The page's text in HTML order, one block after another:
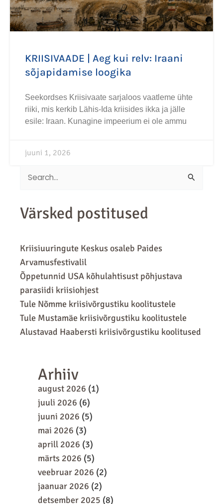
KRIISIVAADE | Aeg kui relv: Iraani
sõjapidamise loogika
Seekordses Kriisivaate sarjaloos vaatleme ühte
riiki, mis kerkib Lähis-Ida kriisides ikka ja jälle
esile: Iraan. Kunagine impeerium ei ole ammu
juuni 1, 2026
Search
Värsked postitused
Kriisiuuringute Keskus osaleb Paides
Arvamusfestivalil
Õppetunnid USA kõhulahtisust põhjustava
parasiidi kriisiohjest
Tule Nõmme kriisivõrgustiku koolitustele
Tule Mustamäe kriisivõrgustiku koolitustele
Alustavad Haabersti kriisivõrgustiku koolitused
Arhiiv
august 2026 (1)
juuli 2026 (6)
juuni 2026 (5)
mai 2026 (3)
aprill 2026 (3)
märts 2026 (5)
veebruar 2026 (2)
jaanuar 2026 (2)
detsember 2025 (8)